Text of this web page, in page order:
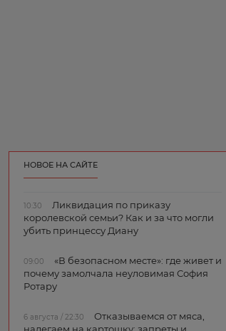
НОВОЕ НА САЙТЕ
10:30
Ликвидация по приказу
королевской семьи? Как и за что могли
убить принцессу Диану
09:00
«В безопасном месте»: где живет и
почему замолчала неуловимая София
Ротару
6 августа / 22:30
Отказываемся от мяса,